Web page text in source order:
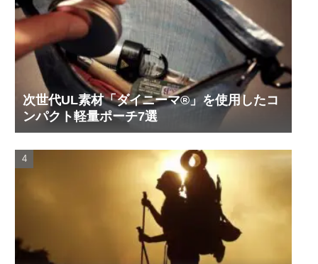
次世代UL素材「ダイニーマ®」を使用したコ
ンパクト軽量ポーチ7選